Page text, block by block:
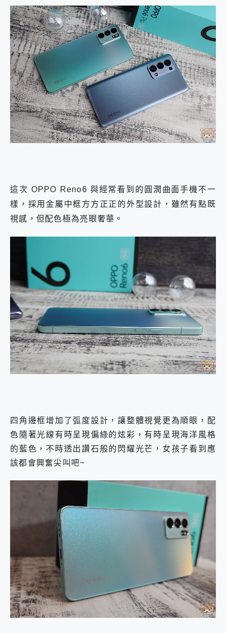
這次 OPPO Reno6 與經常看到的圓潤曲面手機不一
樣，採用金屬中框方方正正的外型設計，雖然有點既
視感，但配色極為亮眼奢華。
四角邊框增加了弧度設計，讓整體視覺更為順眼，配
色隨著光線有時呈現偏綠的炫彩，有時呈現海洋風格
的藍色，不時透出讚石般的閃耀光芒，女孩子看到應
該都會興奮尖叫吧~